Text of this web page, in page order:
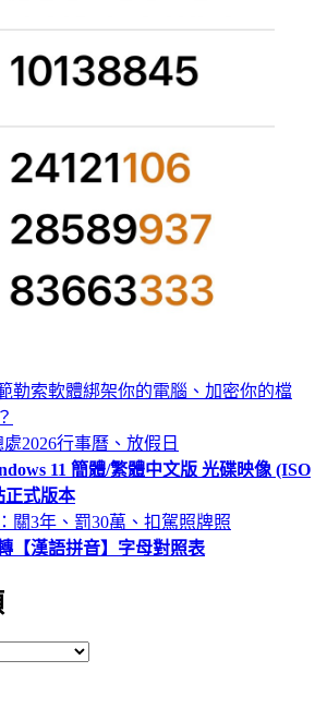
勒索軟體綁架你的電腦、加密你的檔
2026行事曆、放假日
11 簡體/繁體中文版 光碟映像 (ISO
正式版本
關3年、罰30萬、扣駕照牌照
【漢語拼音】字母對照表